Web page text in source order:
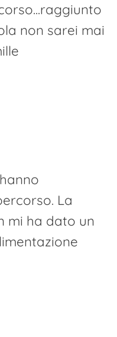
non sarei mai
La
mi ha dato un